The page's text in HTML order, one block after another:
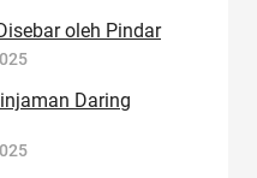
oleh Pindar
Daring